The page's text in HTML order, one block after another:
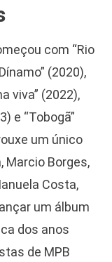
com “Rio
(2020),
viva” (2022),
e “Tobogã”
um único
Marcio Borges,
Costa,
um álbum
dos anos
de MPB
6 X
-39%